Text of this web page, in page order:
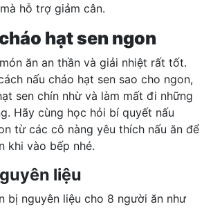
hỗ trợ giảm cân.
hạt sen ngon
ăn an thần và giải nhiệt rất tốt.
nấu cháo hạt sen sao cho ngon,
sen chín nhừ và làm mất đi những
. Hãy cùng học hỏi bí quyết nấu
từ các cô nàng yêu thích nấu ăn để
khi vào bếp nhé.
liệu
bị nguyên liệu cho 8 người ăn như